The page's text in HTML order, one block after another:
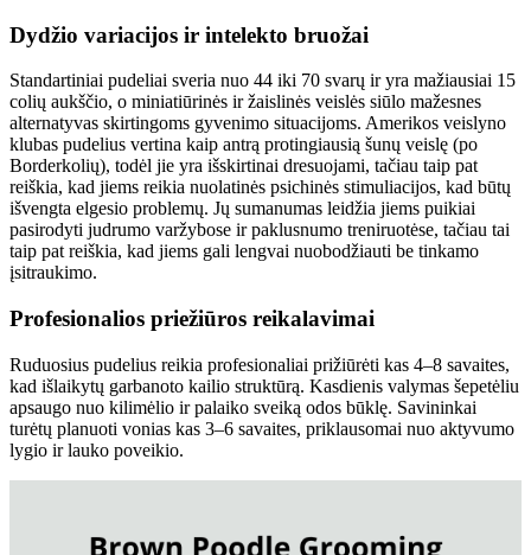
Dydžio variacijos ir intelekto bruožai
Standartiniai pudeliai sveria nuo 44 iki 70 svarų ir yra mažiausiai 15
colių aukščio, o miniatiūrinės ir žaislinės veislės siūlo mažesnes
alternatyvas skirtingoms gyvenimo situacijoms. Amerikos veislyno
klubas pudelius vertina kaip antrą protingiausią šunų veislę (po
Borderkolių), todėl jie yra išskirtinai dresuojami, tačiau taip pat
reiškia, kad jiems reikia nuolatinės psichinės stimuliacijos, kad būtų
išvengta elgesio problemų. Jų sumanumas leidžia jiems puikiai
pasirodyti judrumo varžybose ir paklusnumo treniruotėse, tačiau tai
taip pat reiškia, kad jiems gali lengvai nuobodžiauti be tinkamo
įsitraukimo.
Profesionalios priežiūros reikalavimai
Ruduosius pudelius reikia profesionaliai prižiūrėti kas 4–8 savaites,
kad išlaikytų garbanoto kailio struktūrą. Kasdienis valymas šepetėliu
apsaugo nuo kilimėlio ir palaiko sveiką odos būklę. Savininkai
turėtų planuoti vonias kas 3–6 savaites, priklausomai nuo aktyvumo
lygio ir lauko poveikio.